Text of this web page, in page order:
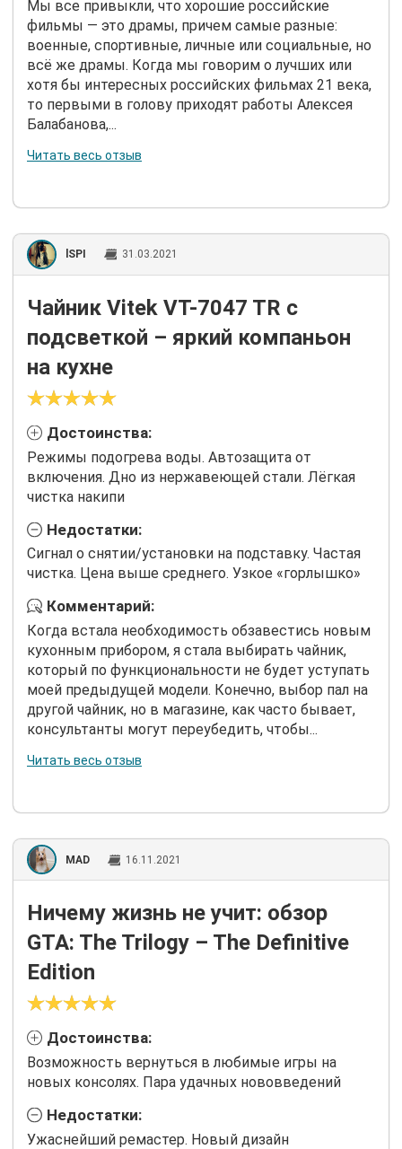
Мы все привыкли, что хорошие российские
фильмы — это драмы, причем самые разные:
военные, спортивные, личные или социальные, но
всё же драмы. Когда мы говорим о лучших или
хотя бы интересных российских фильмах 21 века,
то первыми в голову приходят работы Алексея
Балабанова,...
Читать весь отзыв
lSPI 31.03.2021
Чайник Vitek VT-7047 TR с
подсветкой – яркий компаньон
на кухне
Достоинства:
Режимы подогрева воды. Автозащита от
включения. Дно из нержавеющей стали. Лёгкая
чистка накипи
Недостатки:
Сигнал о снятии/установки на подставку. Частая
чистка. Цена выше среднего. Узкое «горлышко»
Комментарий:
Когда встала необходимость обзавестись новым
кухонным прибором, я стала выбирать чайник,
который по функциональности не будет уступать
моей предыдущей модели. Конечно, выбор пал на
другой чайник, но в магазине, как часто бывает,
консультанты могут переубедить, чтобы...
Читать весь отзыв
MAD 16.11.2021
Ничему жизнь не учит: обзор
GTA: The Trilogy – The Definitive
Edition
Достоинства:
Возможность вернуться в любимые игры на
новых консолях. Пара удачных нововведений
Недостатки:
Ужаснейший ремастер. Новый дизайн